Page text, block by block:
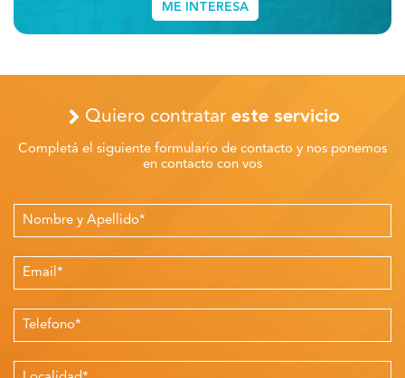
ME INTERESA
Quiero contratar este servicio
Completá el siguiente formulario de contacto y nos ponemos
en contacto con vos